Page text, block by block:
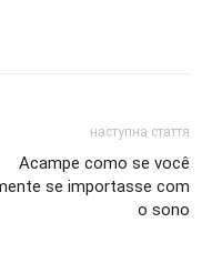
наступна стаття
Acampe como se você
se importasse com
o sono